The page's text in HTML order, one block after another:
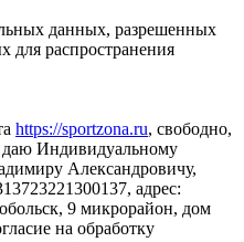
данных, разрешенных
для распространения
https://sportzona.ru, свободно,
даю Индивидуальному
Александровичу,
адрес:
9 микрорайон, дом
на обработку